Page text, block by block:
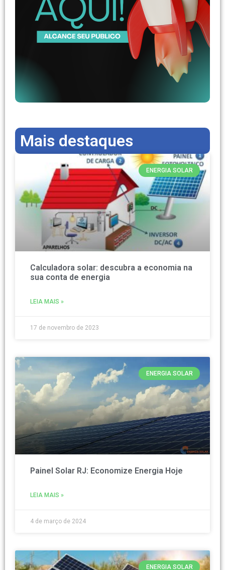
Mais destaques
ENERGIA SOLAR
Calculadora solar: descubra a economia na
sua conta de energia
LEIA MAIS »
17 de novembro de 2023
ENERGIA SOLAR
Painel Solar RJ: Economize Energia Hoje
LEIA MAIS »
4 de março de 2024
ENERGIA SOLAR